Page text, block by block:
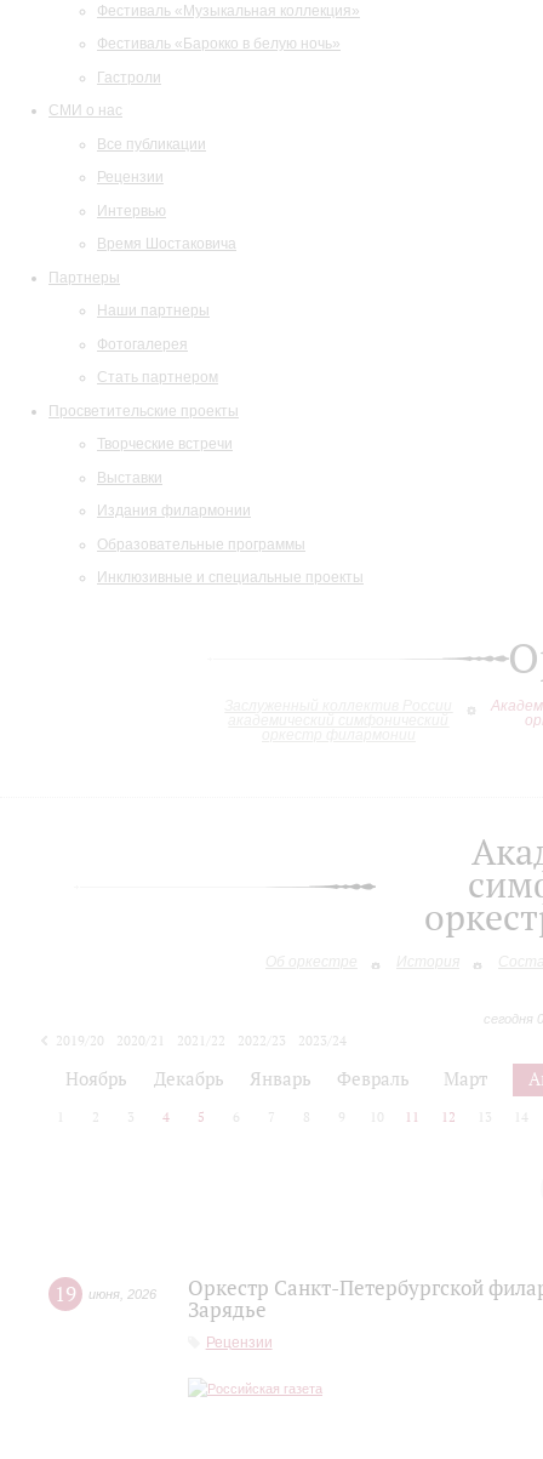
Фестиваль «Музыкальная коллекция»
Фестиваль «Барокко в белую ночь»
Гастроли
СМИ о нас
Все публикации
Рецензии
Интервью
Время Шостаковича
Партнеры
Наши партнеры
Фотогалерея
Стать партнером
Просветительские проекты
Творческие встречи
Выставки
Издания филармонии
Образовательные программы
Инклюзивные и специальные проекты
Об оркестре История
сегодня
2019/20 2020/21 2021/22 2022/23
2023/24
Ноябрь Декабрь Январь Февраль Март
2 3 4 5 6 7 8 9 10 11 12 13 14
19 июня 2026
Оркестр Санкт‑Петербургской
Зарядье
Рецензии